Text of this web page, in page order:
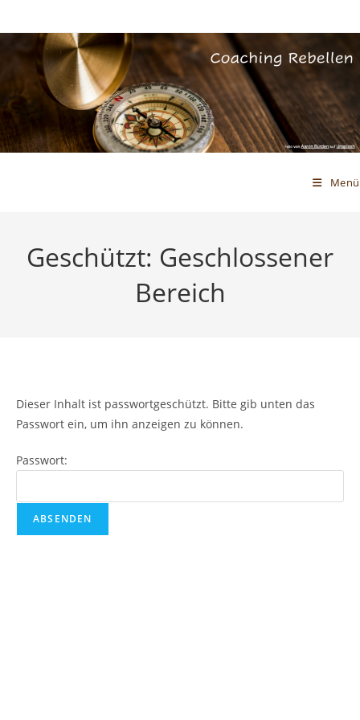
Inhalt
springen
Menü
Geschützt: Geschlossener
Bereich
Dieser Inhalt ist passwortgeschützt. Bitte gib unten das
Passwort ein, um ihn anzeigen zu können.
Passwort: